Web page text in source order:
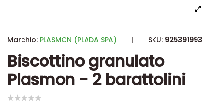
Marchio: PLASMON (PLADA SPA) | SKU: 925391993
Biscottino granulato
Plasmon - 2 barattolini